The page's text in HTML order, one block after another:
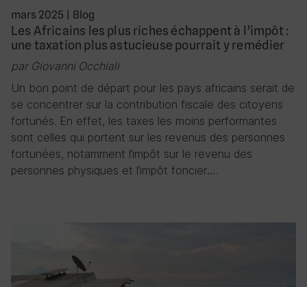
mars 2025 | Blog
Les Africains les plus riches échappent à l’impôt :
une taxation plus astucieuse pourrait y remédier
par Giovanni Occhiali
Un bon point de départ pour les pays africains serait de
se concentrer sur la contribution fiscale des citoyens
fortunés. En effet, les taxes les moins performantes
sont celles qui portent sur les revenus des personnes
fortunées, notamment l’impôt sur le revenu des
personnes physiques et l’impôt foncier….